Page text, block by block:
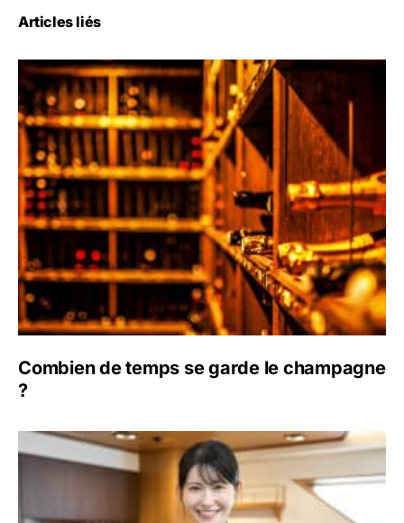
Articles liés
Combien de temps se garde le champagne
?